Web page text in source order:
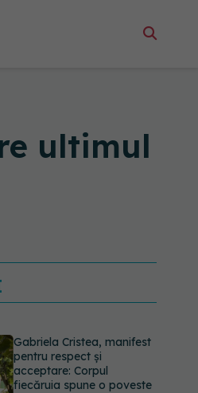
ultimul
Gabriela Cristea, manifest
pentru respect și
acceptare: Corpul
fiecăruia spune o poveste